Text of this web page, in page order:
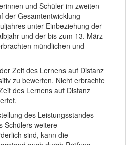
und Schüler im zweiten
der Gesamtentwicklung
unter Einbeziehung der
und der bis zum 13. März
mündlichen und
Zeit des Lernens auf Distanz
zu bewerten. Nicht erbrachte
des Lernens auf Distanz
des Leistungsstandes
Schülers weitere
sind, kann die